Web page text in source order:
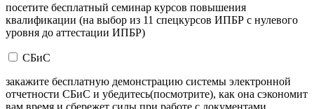
посетите бесплатный семинар курсов повышения
квалификации (на выбор из 11 спецкурсов ИПБР с нулевого
уровня до аттестации ИПБР)
СБиС
закажите бесплатную демонстрацию системы электронной
отчетности СБиС и убедитесь(посмотрите), как она сэкономит
вам время и сбережет силы при работе с документами